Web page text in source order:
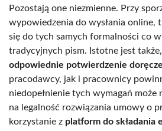
Pozostają one niezmienne. Przy
wypowiedzenia do wysłania online,
się do tych samych formalności co
tradycyjnych pism. Istotne jest
odpowiednie potwierdzenie
pracodawcy, jak i pracownicy
niedopełnienie tych wymagań może
na legalność rozwiązania umowy o
korzystanie z platform do składania